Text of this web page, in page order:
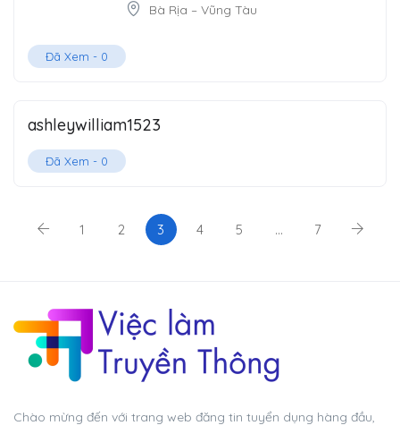
Bà Rịa – Vũng Tàu
Đã Xem - 0
ashleywilliam1523
Đã Xem - 0
1 2 3 4 5 … 7
Chào mừng đến với trang web đăng tin tuyển dụng hàng đầu,